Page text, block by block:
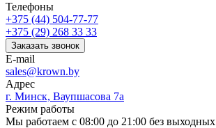
Телефоны
+375 (44) 504-77-77
+375 (29) 268 33 33
Заказать звонок
E-mail
sales@krown.by
Адрес
г. Минск, Ваупшасова 7а
Режим работы
Мы работаем с 08:00 до 21:00 без выходных